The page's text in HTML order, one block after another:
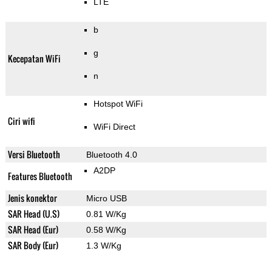
Kecepatan WiFi
b
g
n
Ciri wifi
Hotspot WiFi
WiFi Direct
Versi Bluetooth Bluetooth 4.0
Features Bluetooth A2DP
Jenis konektor Micro USB
SAR Head (U.S) 0.81 W/Kg
SAR Head (Eur) 0.58 W/Kg
SAR Body (Eur) 1.3 W/Kg